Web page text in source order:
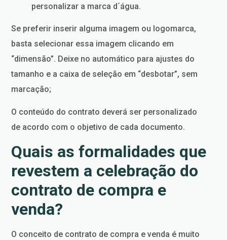
personalizar a marca d´água.
Se preferir inserir alguma imagem ou logomarca,
basta selecionar essa imagem clicando em
“dimensão”. Deixe no automático para ajustes do
tamanho e a caixa de seleção em “desbotar”, sem
marcação;
O conteúdo do contrato deverá ser personalizado
de acordo com o objetivo de cada documento.
Quais as formalidades que
revestem a celebração do
contrato de compra e
venda?
O conceito de contrato de compra e venda é muito